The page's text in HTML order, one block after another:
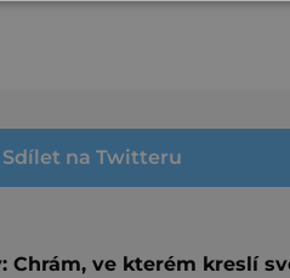
Sdílet na Twitteru
Chrám, ve kterém kreslí